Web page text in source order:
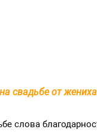
свадьбе от жениха
слова